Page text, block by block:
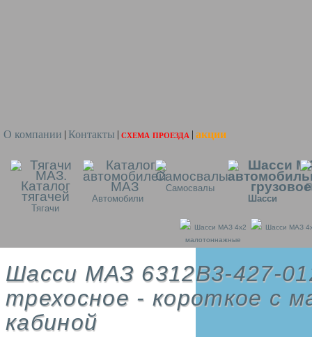
О компании Контакты схема проезда акции
Тягачи
Автомобили
Самосвалы
Шасси
Шасси МАЗ 4x2
малотоннажные
Шасси МАЗ
Шасси МАЗ 6312B3-427-
трехосное - короткое с
кабиной